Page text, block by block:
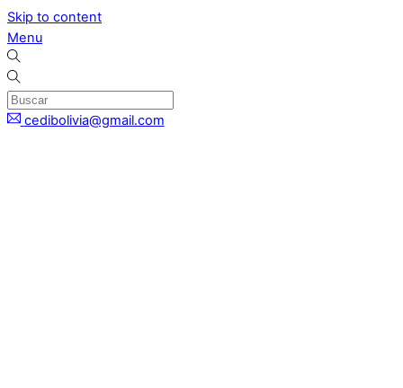
Skip to content
Menu
cedibolivia@gmail.com